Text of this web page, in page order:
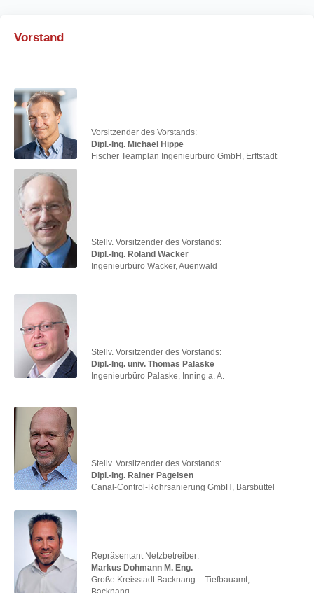
Vorstand
Vorsitzender des Vorstands:
Dipl.-Ing. Michael Hippe
Fischer Teamplan Ingenieurbüro GmbH, Erftstadt
Stellv. Vorsitzender des Vorstands:
Dipl.-Ing. Roland Wacker
Ingenieurbüro Wacker, Auenwald
Stellv. Vorsitzender des Vorstands:
Dipl.-Ing. univ. Thomas Palaske
Ingenieurbüro Palaske, Inning a. A.
Stellv. Vorsitzender des Vorstands:
Dipl.-Ing. Rainer Pagelsen
Canal-Control-Rohrsanierung GmbH, Barsbüttel
Repräsentant Netzbetreiber:
Markus Dohmann M. Eng.
Große Kreisstadt Backnang – Tiefbauamt,
Backnang